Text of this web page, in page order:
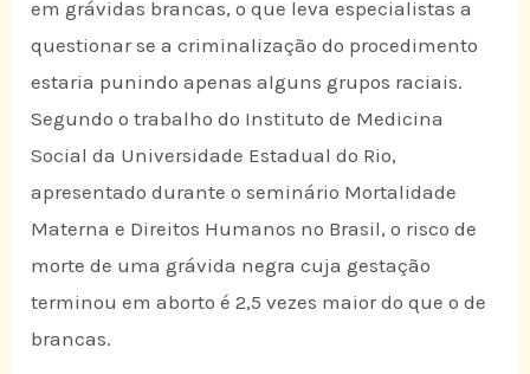
em grávidas brancas, o que leva especialistas a
questionar se a criminalização do procedimento
estaria punindo apenas alguns grupos raciais.
Segundo o trabalho do Instituto de Medicina
Social da Universidade Estadual do Rio,
apresentado durante o seminário Mortalidade
Materna e Direitos Humanos no Brasil, o risco de
morte de uma grávida negra cuja gestação
terminou em aborto é 2,5 vezes maior do que o de
brancas.